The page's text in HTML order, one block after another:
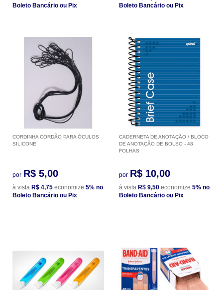
Boleto Bancário ou Pix
Boleto Bancário ou Pix
CORDINHA CORDÃO PARA ÓCULOS
SILICONE
por R$ 5,00
à vista R$ 4,75 economize 5% no
Boleto Bancário ou Pix
CADERNETA DE ANOTAÇÃO / BLOCO
DE ANOTAÇÃO DE BOLSO - 48
FOLHAS
por R$ 10,00
à vista R$ 9,50 economize 5% no
Boleto Bancário ou Pix